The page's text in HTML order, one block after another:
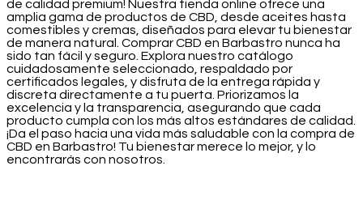
de calidad premium! Nuestra tienda online ofrece una
amplia gama de productos de CBD, desde aceites hasta
comestibles y cremas, diseñados para elevar tu bienestar
de manera natural. Comprar CBD en Barbastro nunca ha
sido tan fácil y seguro. Explora nuestro catálogo
cuidadosamente seleccionado, respaldado por
certificados legales, y disfruta de la entrega rápida y
discreta directamente a tu puerta. Priorizamos la
excelencia y la transparencia, asegurando que cada
producto cumpla con los más altos estándares de calidad.
¡Da el paso hacia una vida más saludable con la compra de
CBD en Barbastro! Tu bienestar merece lo mejor, y lo
encontrarás con nosotros.